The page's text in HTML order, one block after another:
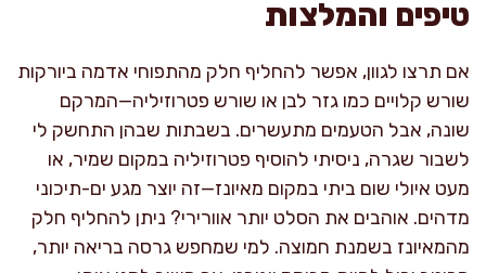
טיפים והמלצות
אם תרצו לגוון, אפשר להחליף חלק מהתפוחי אדמה ביורקות
שורש קלויים כמו גזר לבן או שורש פטרוזיליה—המרקם
שונה, אבל הטעמים מתעשרים. בשבתות שבהן התחשק לי
לשבור שגרה, ניסיתי להוסיף פטרוזיליה במקום שמיר, או
מעט איולי שום ביתי במקום מאיונז—זה יוצר מגע ים-תיכוני
מדהים. אוהבים את הסלט יותר אוורירי? ניתן להחליף חלק
מהמאיונז בשמנת חמוצה. למי שמחפש גרסה בריאה יותר,